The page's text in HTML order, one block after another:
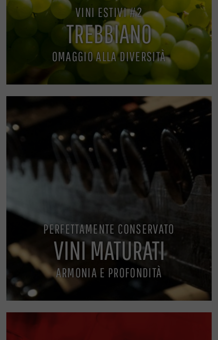
VINI ESTIVI #2
TREBBIANO
OMAGGIO ALLA DIVERSITÀ
PERFETTAMENTE CONSERVATO
VINI MATURATI
ARMONIA E PROFONDITÀ